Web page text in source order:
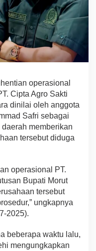
operasional
Cipta Agro Sakti
dinilai oleh anggota
Safri sebagai
memberikan
tersebut diduga
operasional PT.
Bupati Morut
tersebut
ungkapnya
2025).
beberapa waktu lalu,
mengungkapkan